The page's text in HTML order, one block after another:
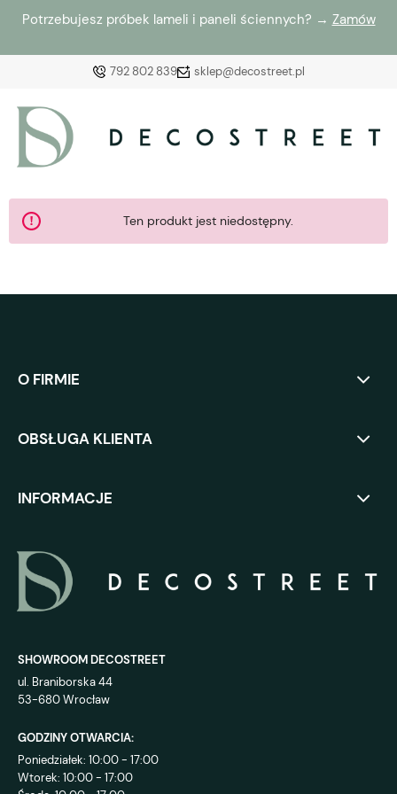
Potrzebujesz próbek lameli i paneli ściennych? → Zamów
792 802 839 sklep@decostreet.pl
Ten produkt jest niedostępny.
O FIRMIE
OBSŁUGA KLIENTA
INFORMACJE
SHOWROOM DECOSTREET
ul. Braniborska 44
53-680 Wrocław
GODZINY OTWARCIA:
Poniedziałek: 10:00 - 17:00
Wtorek: 10:00 - 17:00